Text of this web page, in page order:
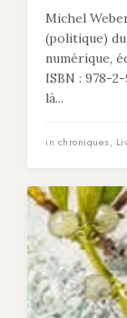
Michel
(politique)
numérique,
ISBN : 978-
là...
in chroniques,